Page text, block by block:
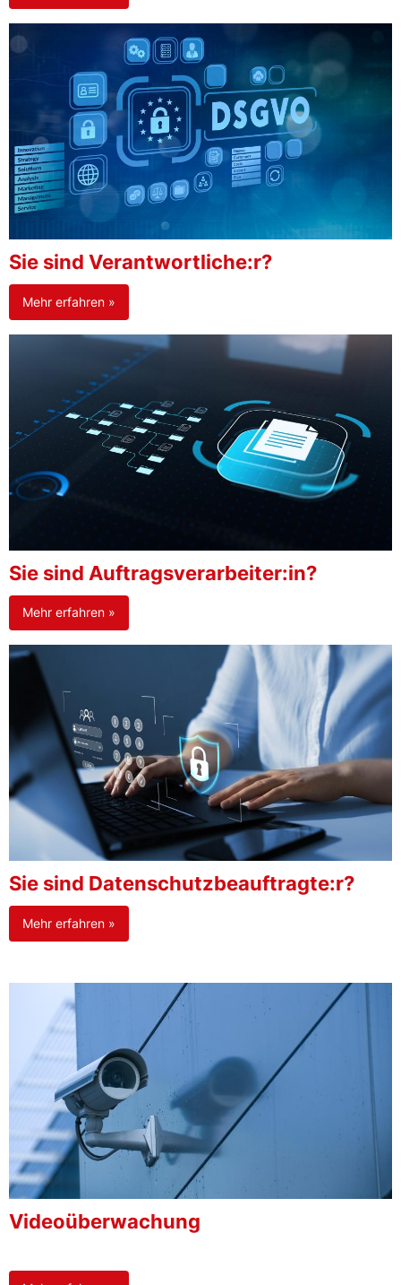
Sie sind Verantwortliche:r?
Mehr erfahren »
Sie sind Auftragsverarbeiter:in?
Mehr erfahren »
Sie sind Datenschutzbeauftragte:r?
Mehr erfahren »
Videoüberwachung